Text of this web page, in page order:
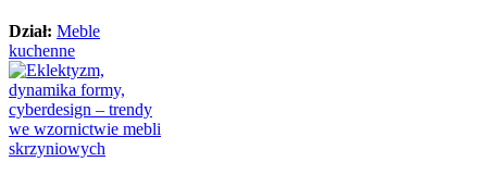
Dział: Meble
kuchenne